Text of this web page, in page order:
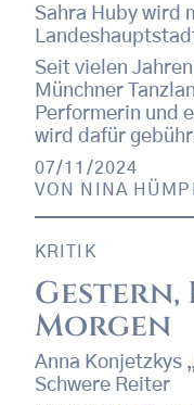
Sahra Huby wird
Seit vielen
Münchner
Performerin und
wird dafür
07/11/2024
VON
NINA
KRITIK
Gestern,
Morgen
Anna Konjetzkys
Schwere Reiter